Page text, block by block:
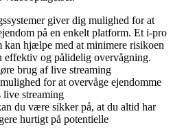
giver dig mulighed for at
på en enkelt platform. Et i-pro
kan hjælpe med at minimere risikoen
effektiv og pålidelig overvågning.
brug af live streaming
for at overvåge ejendomme
streaming
du være sikker på, at du altid har
hurtigt på potentielle